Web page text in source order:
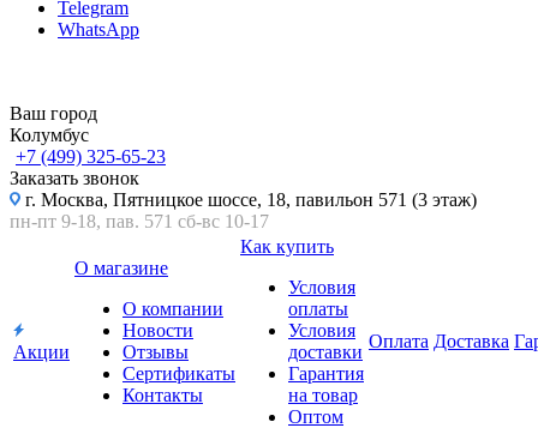
Telegram
WhatsApp
Ваш город
Колумбус
+7 (499) 325-65-23
Заказать звонок
г. Москва, Пятницкое шоссе, 18, павильон 571 (3 этаж)
пн-пт 9-18, пав. 571 сб-вс 10-17
Акции
О магазине
О компании
Новости
Отзывы
Сертификаты
Контакты
Как купить
Условия
оплаты
Условия
доставки
Гарантия
на товар
Оптом
Оплата Доставка